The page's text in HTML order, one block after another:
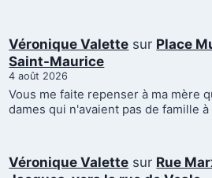
Véronique Valette sur Place
Saint-Maurice
4 août 2026
Vous me faite repenser à ma mère
dames qui n'avaient pas de famille
Véronique Valette sur Rue